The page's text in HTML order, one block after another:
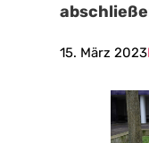
15. März 2023